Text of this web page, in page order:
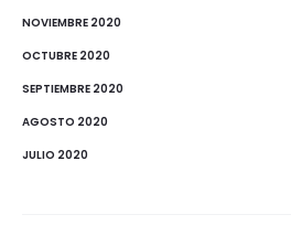
NOVIEMBRE 2020
OCTUBRE 2020
SEPTIEMBRE 2020
AGOSTO 2020
JULIO 2020